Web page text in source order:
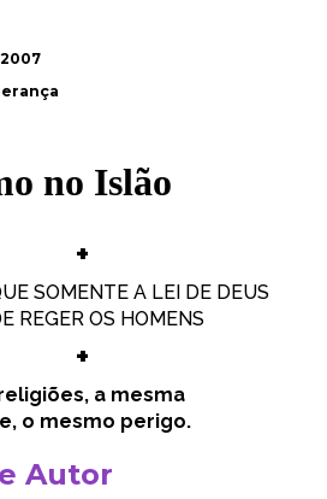
no Islão
+
SOMENTE A LEI DE DEUS
REGER OS HOMENS
+
a mesma
o mesmo perigo.
Autor